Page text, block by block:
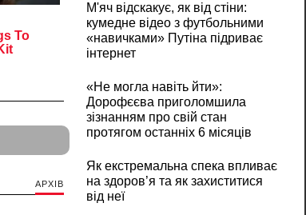
АРХІВ
М'яч відскакує, як від стіни:
кумедне відео з футбольними
«навичками» Путіна підриває
інтернет
«Не могла навіть йти»:
Дорофєєва приголомшила
зізнанням про свій стан
протягом останніх 6 місяців
Як екстремальна спека впливає
на здоров’я та як захиститися
від неї